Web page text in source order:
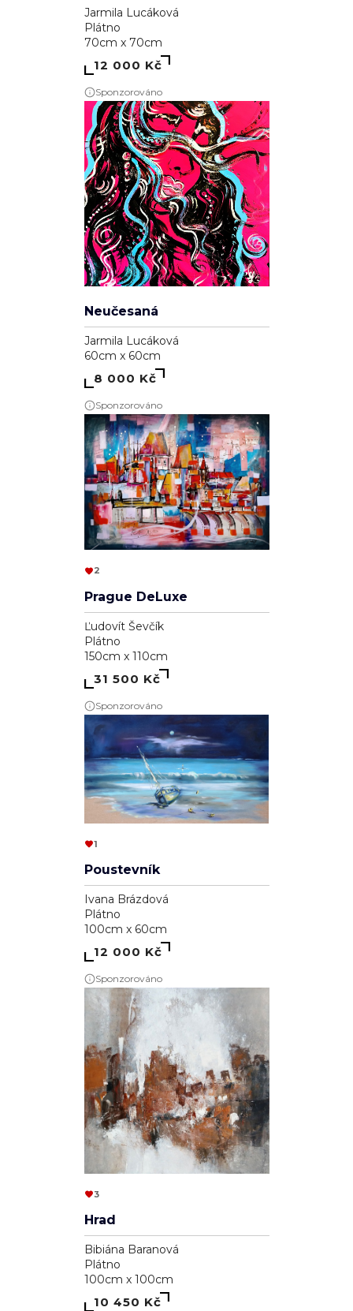
Jarmila Lucáková
Plátno
70cm x 70cm
12 000 Kč
Sponzorováno
Neučesaná
Jarmila Lucáková
60cm x 60cm
8 000 Kč
Sponzorováno
2
Prague DeLuxe
Ľudovít Ševčík
Plátno
150cm x 110cm
31 500 Kč
Sponzorováno
1
Poustevník
Ivana Brázdová
Plátno
100cm x 60cm
12 000 Kč
Sponzorováno
3
Hrad
Bibiána Baranová
Plátno
100cm x 100cm
10 450 Kč